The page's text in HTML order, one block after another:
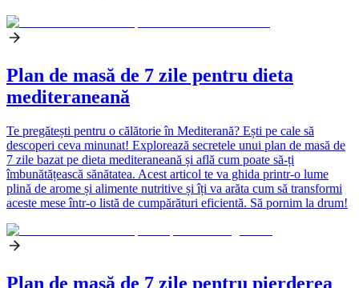
Plan de masă de 7 zile pentru dieta
mediteraneană
Te pregătești pentru o călătorie în Mediterană? Ești pe cale să
descoperi ceva minunat! Explorează secretele unui plan de masă de
7 zile bazat pe dieta mediteraneană și află cum poate să-ți
îmbunătățească sănătatea. Acest articol te va ghida printr-o lume
plină de arome și alimente nutritive și îți va arăta cum să transformi
aceste mese într-o listă de cumpărături eficientă. Să pornim la drum!
Plan de masă de 7 zile pentru pierderea